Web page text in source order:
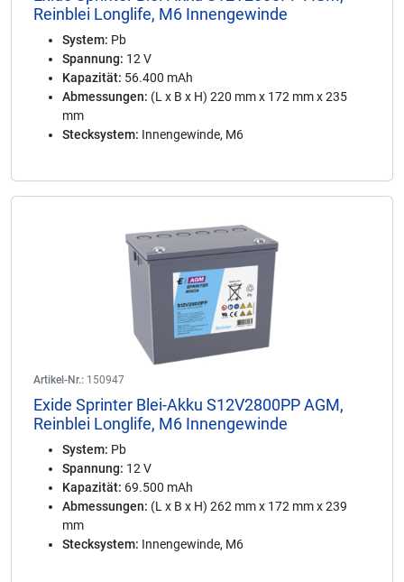
Reinblei Longlife, M6 Innengewinde
System: Pb
Spannung: 12 V
Kapazität: 56.400 mAh
Abmessungen: (L x B x H) 220 mm x 172 mm x 235
mm
Stecksystem: Innengewinde, M6
Artikel-Nr.: 150947
Exide Sprinter Blei-Akku S12V2800PP AGM,
Reinblei Longlife, M6 Innengewinde
System: Pb
Spannung: 12 V
Kapazität: 69.500 mAh
Abmessungen: (L x B x H) 262 mm x 172 mm x 239
mm
Stecksystem: Innengewinde, M6